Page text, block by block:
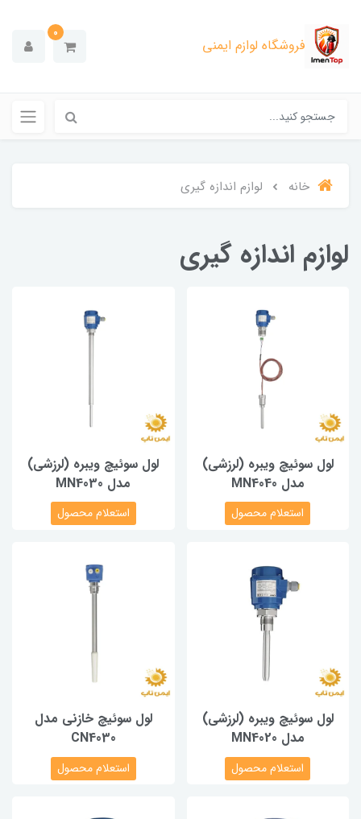
فروشگاه لوازم ایمنی
0
خانه لوازم اندازه گیری
لوازم اندازه گیری
لول سوئیچ ویبره (لرزشی)
مدل MN4040
استعلام محصول
لول سوئیچ ویبره (لرزشی)
مدل MN4030
استعلام محصول
لول سوئیچ ویبره (لرزشی)
مدل MN4020
استعلام محصول
لول سوئیچ خازنی مدل
CN4030
استعلام محصول